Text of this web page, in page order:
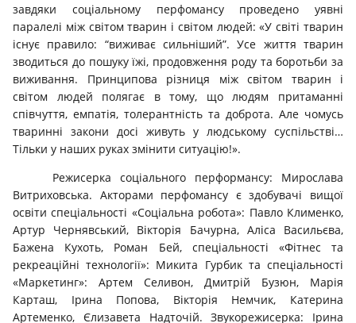
завдяки соціальному перфомансу проведено уявні
паралелі між світом тварин і світом людей: «У світі тварин
існує правило: “виживає сильніший”. Усе життя тварин
зводиться до пошуку їжі, продовження роду та боротьби за
виживання. Принципова різниця між світом тварин і
світом людей полягає в тому, що людям притаманні
співчуття, емпатія, толерантність та доброта. Але чомусь
тваринні закони досі живуть у людському суспільстві…
Тільки у наших руках змінити ситуацію!».
Режисерка соціального перформансу: Мирослава
Витриховська. Акторами перфомансу є здобувачі вищої
освіти спеціальності «Соціальна робота»: Павло Клименко,
Артур Чернявський, Вікторія Бачурна, Аліса Васильєва,
Бажена Кухоть, Роман Бей, спеціальності «Фітнес та
рекреаційні технології»: Микита Гурбик та спеціальності
«Маркетинг»: Артем Селивон, Дмитрій Бузюн, Марія
Карташ, Ірина Попова, Вікторія Немчик, Катерина
Артеменко, Єлизавета Надточій. Звукорежисерка: Ірина